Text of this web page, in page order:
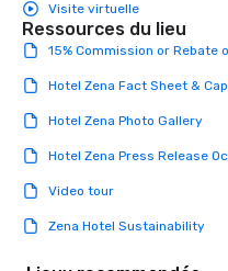
Visite virtuelle
Ressources du lieu
15% Commission or Rebate
Hotel Zena Fact Sheet &
Hotel Zena Photo Gallery
Hotel Zena Press Release
Video tour
Zena Hotel Sustainability